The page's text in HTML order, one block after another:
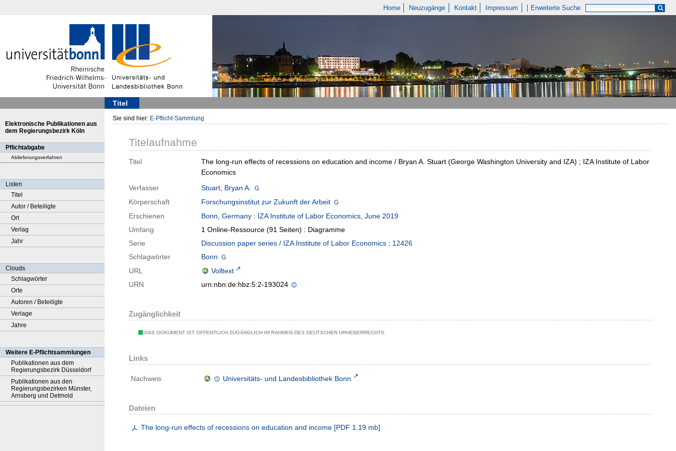
Home Neuzugänge Kontakt Impressum Erweiterte Suche
Titel
Elektronische Publikationen aus
dem Regierungsbezirk Köln
Pflichtabgabe
Ablieferungsverfahren
Listen
Titel
Autor / Beteiligte
Ort
Verlag
Jahr
Clouds
Schlagwörter
Orte
Autoren / Beteiligte
Verlage
Jahre
Weitere E-Pflichtsammlungen
Publikationen aus dem
Regierungsbezirk Düsseldorf
Publikationen aus den
Regierungsbezirken Münster,
Arnsberg und Detmold
Sie sind hier: E-Pflicht-Sammlung
Titelaufnahme
Titel
The long-run effects of recessions on education and income / Bryan A. Stuart (George Washington University and IZA) ; IZA Institute of Labor
Economics
Verfasser
Stuart, Bryan A.
Körperschaft
Forschungsinstitut zur Zukunft der Arbeit
Erschienen
Bonn, Germany : IZA Institute of Labor Economics, June 2019
Umfang
1 Online-Ressource (91 Seiten) : Diagramme
Serie
Discussion paper series / IZA Institute of Labor Economics ; 12426
Schlagwörter
Bonn
URL
Volltext
URN
urn:nbn:de:hbz:5:2-193024
Zugänglichkeit
DAS DOKUMENT IST ÖFFENTLICH ZUGÄNGLICH IM RAHMEN DES DEUTSCHEN URHEBERRECHTS.
Links
Nachweis Universitäts- und Landesbibliothek Bonn
Dateien
The long-run effects of recessions on education and income [PDF 1.19 mb]